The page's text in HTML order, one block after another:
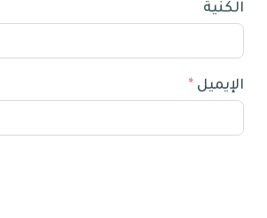
الكنية
الإيميل